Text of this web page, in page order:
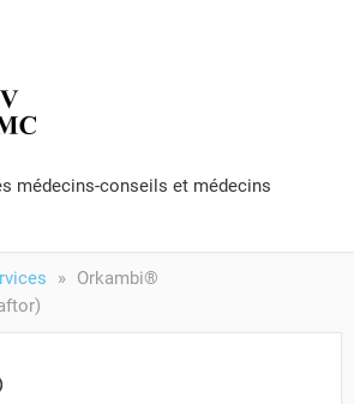
médecins-conseils et médecins
Orkambi®